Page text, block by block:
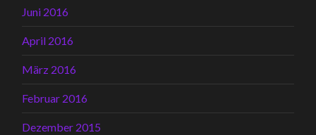
Juni 2016
April 2016
März 2016
Februar 2016
Dezember 2015